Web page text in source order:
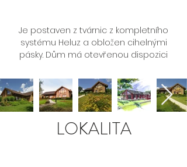
Je postaven z tvárnic z kompletního
systému Heluz a obložen cihelnými
pásky. Dům má otevřenou dispozici
LOKALITA